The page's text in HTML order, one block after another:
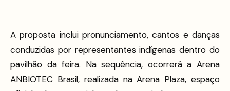
A proposta inclui pronunciamento, cantos e danças
conduzidas por representantes indígenas dentro do
pavilhão da feira. Na sequência, ocorrerá a Arena
ANBIOTEC Brasil, realizada na Arena Plaza, espaço